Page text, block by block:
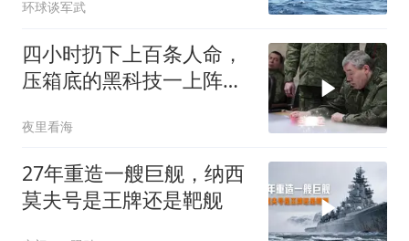
环球谈军武
四小时扔下上百条人命，
压箱底的黑科技一上阵就
夜里看海
27年重造一艘巨舰，纳西
莫夫号是王牌还是靶舰